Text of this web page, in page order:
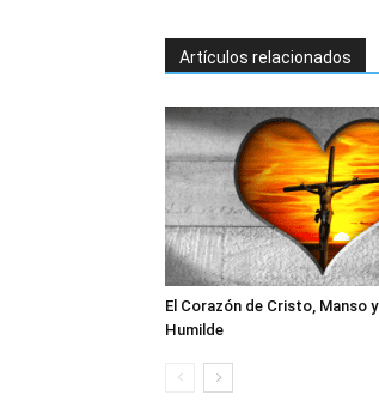
Artículos relacionados
El Corazón de Cristo, Manso y
Humilde